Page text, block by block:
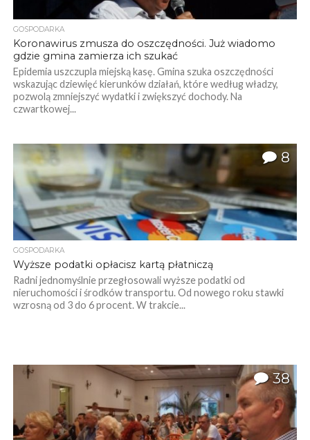
GOSPODARKA
Koronawirus zmusza do oszczędności. Już wiadomo
gdzie gmina zamierza ich szukać
Epidemia uszczupla miejską kasę. Gmina szuka oszczędności
wskazując dziewięć kierunków działań, które według władzy,
pozwolą zmniejszyć wydatki i zwiększyć dochody. Na
czwartkowej...
8
GOSPODARKA
Wyższe podatki opłacisz kartą płatniczą
Radni jednomyślnie przegłosowali wyższe podatki od
nieruchomości i środków transportu. Od nowego roku stawki
wzrosną od 3 do 6 procent. W trakcie...
38